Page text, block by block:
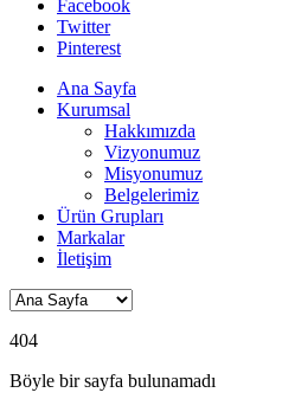
Facebook
Twitter
Pinterest
Ana Sayfa
Kurumsal
Hakkımızda
Vizyonumuz
Misyonumuz
Belgelerimiz
Ürün Grupları
Markalar
İletişim
404
Böyle bir sayfa bulunamadı